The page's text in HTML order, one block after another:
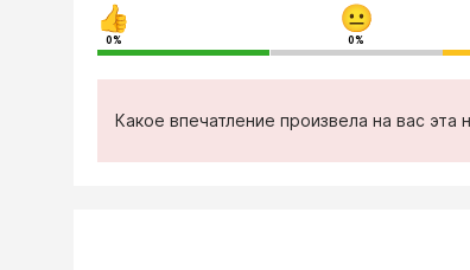
0% 0%
Какое впечатление произвела на вас эта